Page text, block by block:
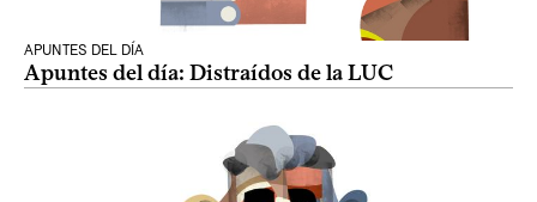
APUNTES DEL DÍA
Apuntes del día: Distraídos de la LUC